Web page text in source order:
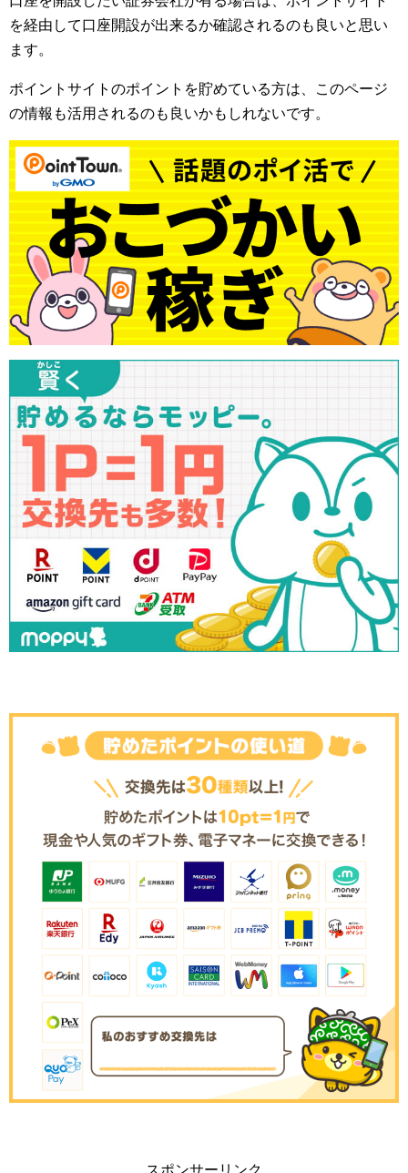
を経由して口座開設が出来るか確認されるのも良いと思い
ます。
ポイントサイトのポイントを貯めている方は、このページ
の情報も活用されるのも良いかもしれないです。
スポンサーリンク